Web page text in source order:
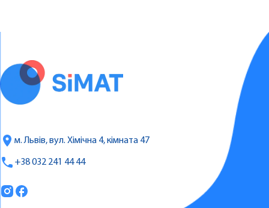
м. Львів, вул. Хімічна 4, кімната 47
+38 032 241 44 44